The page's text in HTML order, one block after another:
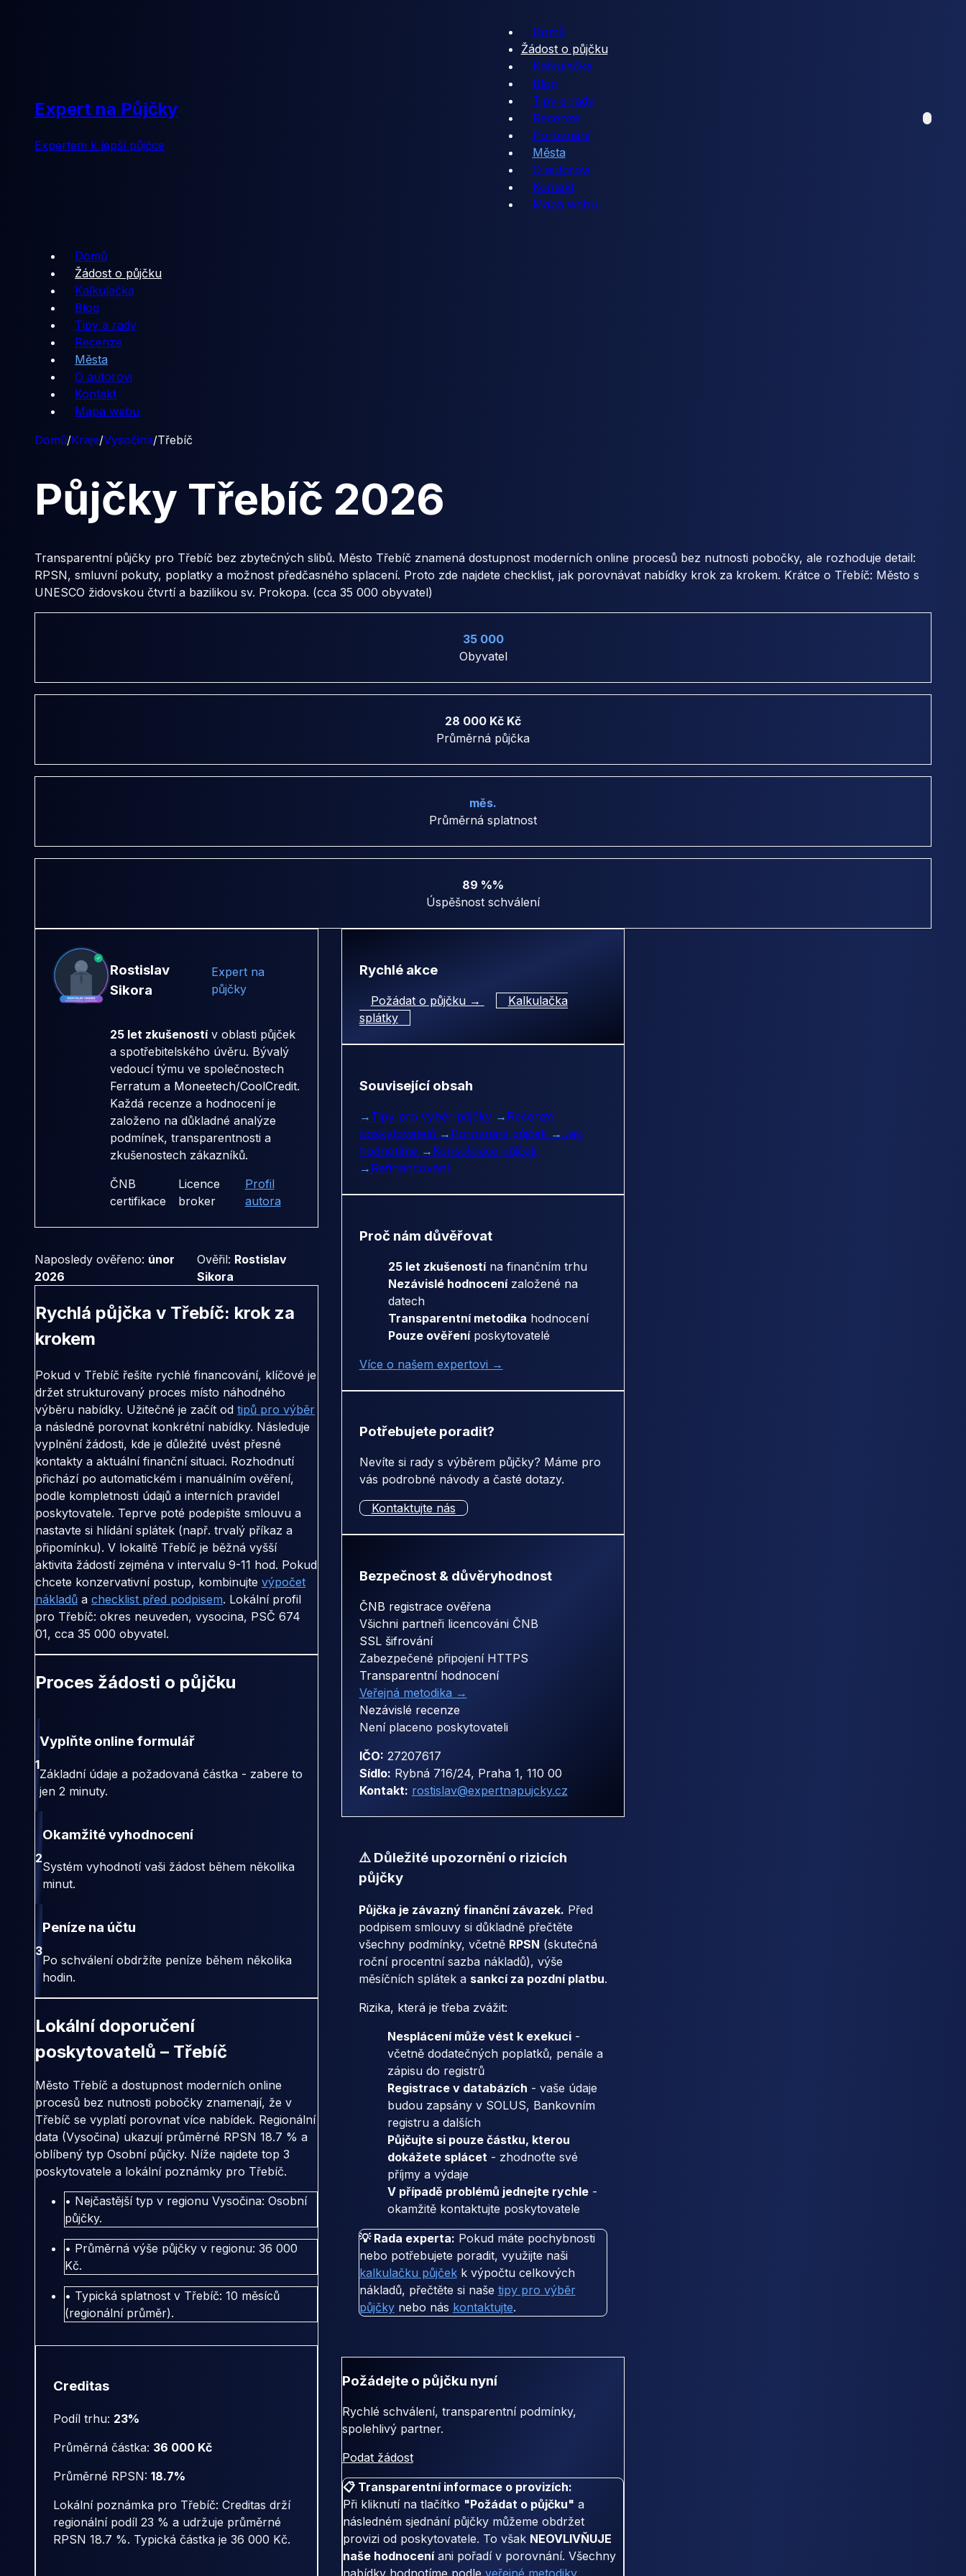
Expert na Půjčky
Expertem k lepší půjčce
Domů
Žádost o půjčku
Kalkulačka
Blog
Tipy a rady
Recenze
Porovnání
Města
O autorovi
Kontakt
Mapa webu
Domů
Žádost o půjčku
Kalkulačka
Blog
Tipy a rady
Recenze
Města
O autorovi
Kontakt
Mapa webu
Domů/Kraje/Vysočina/Třebíč
Půjčky Třebíč 2026
Transparentní půjčky pro Třebíč bez zbytečných slibů. Město Třebíč znamená dostupnost moderních online procesů bez nutnosti pobočky, ale rozhoduje detail:
RPSN, smluvní pokuty, poplatky a možnost předčasného splacení. Proto zde najdete checklist, jak porovnávat nabídky krok za krokem. Krátce o Třebíč: Město s
UNESCO židovskou čtvrtí a bazilikou sv. Prokopa. (cca 35 000 obyvatel)
35 000
Obyvatel
28 000 Kč Kč
Průměrná půjčka
měs.
Průměrná splatnost
89 %%
Úspěšnost schválení
Rostislav
Sikora
Expert na
půjčky
25 let zkušenostív oblasti půjček
a spotřebitelského úvěru. Bývalý
vedoucí týmu ve společnostech
Ferratum a Moneetech/CoolCredit.
Každá recenze a hodnocení je
založeno na důkladné analýze
podmínek, transparentnosti a
zkušenostech zákazníků.
ČNB
certifikace
Licence
broker
Profil
autora
Naposledy ověřeno: únor
2026
Ověřil: Rostislav
Sikora
Rychlá půjčka v Třebíč: krok za
krokem
Pokud v Třebíč řešíte rychlé financování, klíčové je
držet strukturovaný proces místo náhodného
výběru nabídky. Užitečné je začít od tipů pro výběr
a následně porovnat konkrétní nabídky. Následuje
vyplnění žádosti, kde je důležité uvést přesné
kontakty a aktuální finanční situaci. Rozhodnutí
přichází po automatickém i manuálním ověření,
podle kompletnosti údajů a interních pravidel
poskytovatele. Teprve poté podepište smlouvu a
nastavte si hlídání splátek (např. trvalý příkaz a
připomínku). V lokalitě Třebíč je běžná vyšší
aktivita žádostí zejména v intervalu 9-11 hod. Pokud
chcete konzervativní postup, kombinujte výpočet
nákladů a checklist před podpisem. Lokální profil
pro Třebíč: okres neuveden, vysocina, PSČ 674
01, cca 35 000 obyvatel.
Proces žádosti o půjčku
1
Vyplňte online formulář
Základní údaje a požadovaná částka - zabere to
jen 2 minuty.
2
Okamžité vyhodnocení
Systém vyhodnotí vaši žádost během několika
minut.
3
Peníze na účtu
Po schválení obdržíte peníze během několika
hodin.
Lokální doporučení
poskytovatelů – Třebíč
Město Třebíč a dostupnost moderních online
procesů bez nutnosti pobočky znamenají, že v
Třebíč se vyplatí porovnat více nabídek. Regionální
data (Vysočina) ukazují průměrné RPSN 18.7 % a
oblíbený typ Osobní půjčky. Níže najdete top 3
poskytovatele a lokální poznámky pro Třebíč.
• Nejčastější typ v regionu Vysočina: Osobní
půjčky.
• Průměrná výše půjčky v regionu: 36 000
Kč.
• Typická splatnost v Třebíč: 10 měsíců
(regionální průměr).
Creditas
Podíl trhu: 23%
Průměrná částka: 36 000 Kč
Průměrné RPSN: 18.7%
Lokální poznámka pro Třebíč: Creditas drží
regionální podíl 23 % a udržuje průměrné
RPSN 18.7 %. Typická částka je 36 000 Kč.
Rychlé akce
Požádat o půjčku →
Kalkulačka
splátky
Související obsah
→ Tipy pro výběr půjčky → Recenze
poskytovatelů → Porovnání půjček →Jak
hodnotíme → Konsolidace půjček
→ Refinancování
Proč nám důvěřovat
25 let zkušenostína finančním trhu
Nezávislé hodnocenízaložené na
datech
Transparentní metodika hodnocení
Pouze ověřeníposkytovatelé
Více o našem expertovi →
Potřebujete poradit?
Nevíte si rady s výběrem půjčky? Máme pro
vás podrobné návody a časté dotazy.
Kontaktujte nás
Bezpečnost & důvěryhodnost
ČNB registrace ověřena
Všichni partneři licencováni ČNB
SSL šifrování
Zabezpečené připojení HTTPS
Transparentní hodnocení
Veřejná metodika →
Nezávislé recenze
Není placeno poskytovateli
IČO: 27207617
Sídlo: Rybná 716/24, Praha 1, 110 00
Kontakt: rostislav@expertnapujcky.cz
⚠️ Důležité upozornění o rizicích
půjčky
Půjčka je závazný finanční závazek. Před
podpisem smlouvy si důkladně přečtěte
všechny podmínky, včetně RPSN (skutečná
roční procentní sazba nákladů), výše
měsíčních splátek a sankcí za pozdní platbu.
Rizika, která je třeba zvážit:
Nesplácení může vést k exekuci-
včetně dodatečných poplatků, penále a
zápisu do registrů
Registrace v databázích - vaše údaje
budou zapsány v SOLUS, Bankovním
registru a dalších
Půjčujte si pouze částku, kterou
dokážete splácet- zhodnoťte své
příjmy a výdaje
V případě problémů jednejte rychle-
okamžitě kontaktujte poskytovatele
💡 Rada experta: Pokud máte pochybnosti
nebo potřebujete poradit, využijte naši
kalkulačku půjčekk výpočtu celkových
nákladů, přečtěte si naše tipy pro výběr
půjčkynebo nás kontaktujte.
Požádejte o půjčku nyní
Rychlé schválení, transparentní podmínky,
spolehlivý partner.
Podat žádost
📋 Transparentní informace o provizích:
Při kliknutí na tlačítko "Požádat o půjčku" a
následném sjednání půjčky můžeme obdržet
provizi od poskytovatele. To však NEOVLIVŇUJE
naše hodnoceníani pořadí v porovnání. Všechny